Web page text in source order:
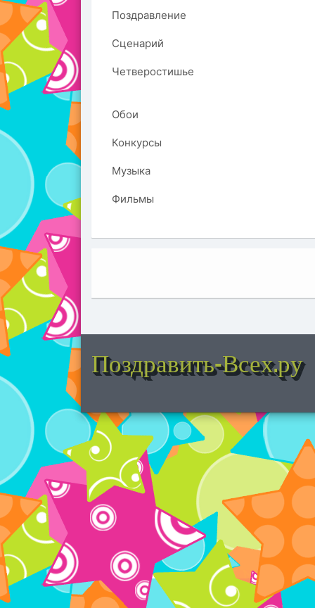
Поздравление
Сценарий
Четверостишье
Обои
Конкурсы
Музыка
Фильмы
Поздравить-Всех.ру